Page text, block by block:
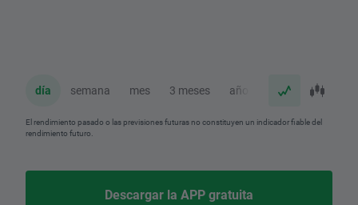
día semana mes 3 meses año
El rendimiento pasado o las previsiones futuras no constituyen un indicador fiable del
rendimiento futuro.
Descargar la APP gratuita